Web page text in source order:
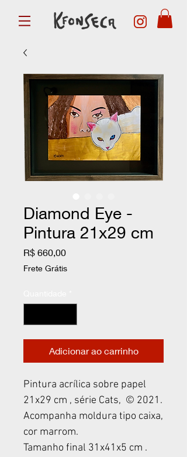
Diamond Eye -
Pintura 21x29 cm
R$ 660,00Preço
Frete Grátis
Adicionar ao carrinho
Pintura acrílica sobre papel
21x29 cm , série Cats, © 2021.
Acompanha moldura tipo caixa,
cor marrom.
Tamanho final 31x41x5 cm .